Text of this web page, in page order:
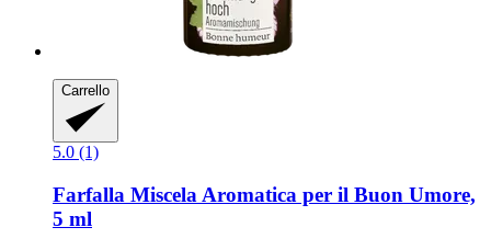
Carrello
5.0 (1)
Farfalla Miscela Aromatica per il Buon Umore,
5 ml